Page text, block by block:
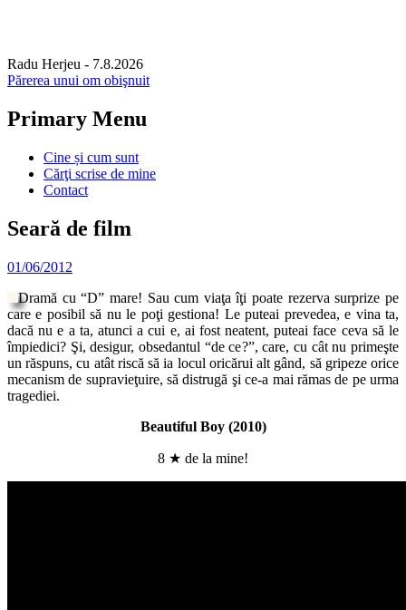
Radu Herjeu - 7.8.2026
Părerea unui om obişnuit
Primary Menu
Skip
content
Cine și cum sunt
Cărţi scrise de mine
Contact
Seară de film
01/06/2012
Dramă cu “D” mare! Sau cum viaţa îţi poate rezerva surprize pe
care e posibil să nu le poţi gestiona! Le puteai prevedea, e vina ta,
dacă nu e a ta, atunci a cui e, ai fost neatent, puteai face ceva să le
împiedici? Şi, desigur, obsedantul “de ce?”, care, cu cât nu primeşte
un răspuns, cu atât riscă să ia locul oricărui alt gând, să gripeze orice
mecanism de supravieţuire, să distrugă şi ce-a mai rămas de pe urma
tragediei.
Beautiful Boy (2010)
8 ★ de la mine!